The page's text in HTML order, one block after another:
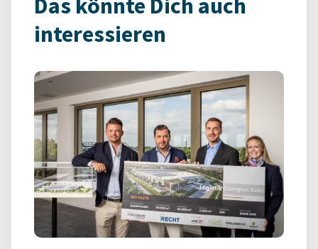
Das könnte Dich auch
interessieren